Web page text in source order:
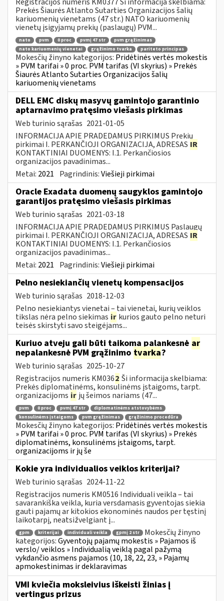
Prekės Šiaurės Atlanto Sutarties Organizacijos šalių
kariuomenių vienetams (47 str.) NATO kariuomenių
vienetų įsigyjamų prekių (paslaugų) PVM...
nato pvm 0 proc pvmį 47 str
pvm grąžinimas
nato kariuomenių vienetai
grąžinimo tvarka pariteto principas
Mokesčių žinyno kategorijos: Pridėtinės vertės mokestis
» PVM tarifai » 0 proc. PVM tarifas (VI skyrius) » Prekės
Šiaurės Atlanto Sutarties Organizacijos šalių
kariuomenių vienetams
DELL EMC diskų masyvų gamintojo garantinio
aptarnavimo pratęsimo viešasis pirkimas
Web turinio sąrašas 2021-01-05
INFORMACIJA APIE PRADEDAMUS PIRKIMUS Prekių
pirkimai I. PERKANČIOJI ORGANIZACIJA, ADRESAS IR
KONTAKTINIAI DUOMENYS: I.1. Perkančiosios
organizacijos pavadinimas...
Metai: 2021 Pagrindinis:Viešieji pirkimai
Oracle Exadata duomenų saugyklos gamintojo
garantijos pratęsimo viešasis pirkimas
Web turinio sąrašas 2021-03-18
INFORMACIJA APIE PRADEDAMUS PIRKIMUS Paslaugų
pirkimai I. PERKANČIOJI ORGANIZACIJA, ADRESAS IR
KONTAKTINIAI DUOMENYS: I.1. Perkančiosios
organizacijos pavadinimas...
Metai: 2021 Pagrindinis:Viešieji pirkimai
Pelno nesiekiančių vienetų kompensacijos
Web turinio sąrašas 2018-12-03
Pelno nesiekiantys vienetai – tai vienetai, kurių veiklos
tikslas nėra pelno siekimas ir kurios gauto pelno neturi
teisės skirstyti savo steigėjams...
Kuriuo atveju gali būti taikoma palankesnė ar
nepalankesnė PVM grąžinimo tvarka?
Web turinio sąrašas 2025-10-27
Registracijos numeris KM0362 Ši informacija skelbiama:
Prekės diplomatinėms, konsulinėms įstaigoms, tarpt.
organizacijoms ir jų šeimos nariams (47...
pvm 0 proc pvmį 47 str
diplomatinėms atstovybėms
konsulinėms įstaigoms
pvm grąžinimas grąžinimo procedūra
Mokesčių žinyno kategorijos: Pridėtinės vertės mokestis
» PVM tarifai » 0 proc. PVM tarifas (VI skyrius) » Prekės
diplomatinėms, konsulinėms įstaigoms, tarpt.
organizacijoms ir jų še
Kokie yra individualios veiklos kriterijai?
Web turinio sąrašas 2024-11-22
Registracijos numeris KM0516 Individuali veikla – tai
savarankiška veikla, kuria versdamasis gyventojas siekia
gauti pajamų ar kitokios ekonominės naudos per tęstinį
laikotarpį, neatsižvelgiant į...
gpm kriterijai individuali veikla gpmį 2 str
Mokesčių žinyno
kategorijos:Gyventojų pajamų mokestis » Pajamos iš
verslo/ veiklos » Individualią veiklą pagal pažymą
vykdančio asmens pajamos (10, 18, 22, 23, » Pajamų
apmokestinimas ir deklaravimas
VMI kviečia moksleivius iškeisti žinias į
vertingus prizus